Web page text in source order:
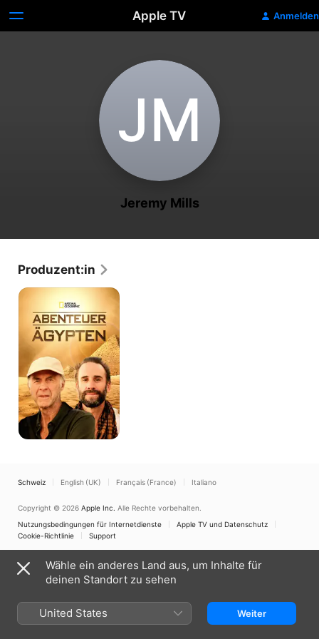
Apple TV Anmelden
J‌M
Jeremy Mills
Produzent:in
Abenteuer
Schweiz English (UK) Français (France) Italiano
Copyright © 2026 Apple Inc. Alle Rechte vorbehalten.
Nutzungsbedingungen für Internetdienste
Apple TV und Datenschutz
Cookie-Richtlinie
Support
Wähle ein anderes Land aus, um Inhalte für
deinen Standort zu sehen
United States Weiter